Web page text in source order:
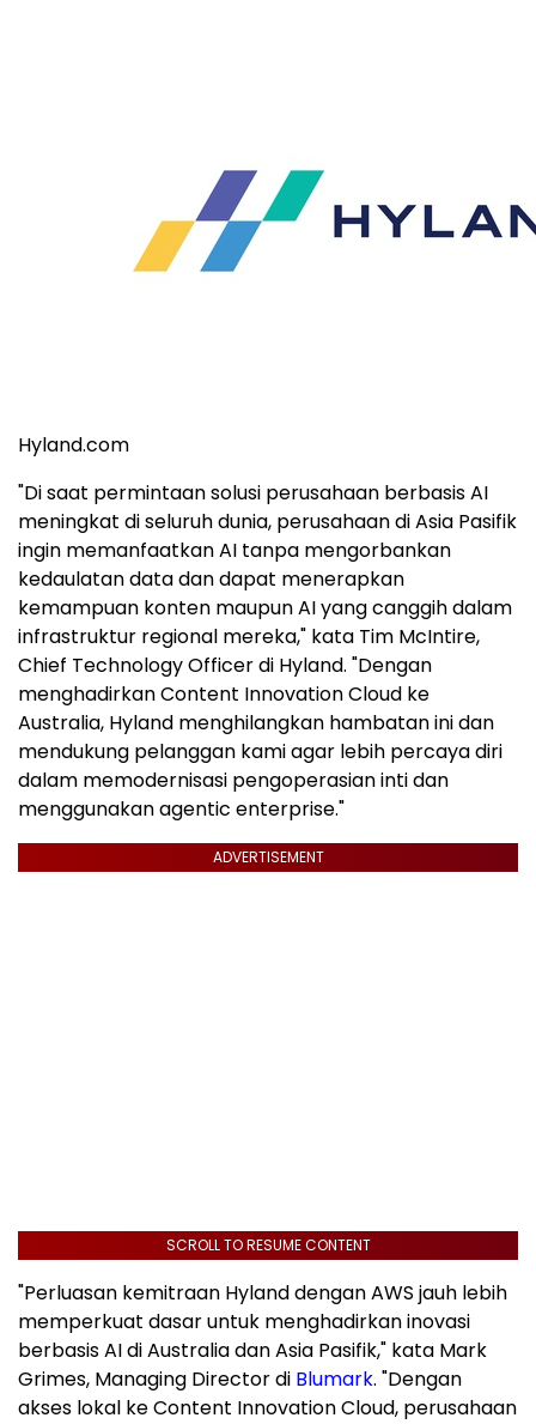
Hyland.com
"Di saat permintaan solusi perusahaan berbasis AI
meningkat di seluruh dunia, perusahaan di Asia Pasifik
ingin memanfaatkan AI tanpa mengorbankan
kedaulatan data dan dapat menerapkan
kemampuan konten maupun AI yang canggih dalam
infrastruktur regional mereka," kata Tim McIntire,
Chief Technology Officer di Hyland. "Dengan
menghadirkan Content Innovation Cloud ke
Australia, Hyland menghilangkan hambatan ini dan
mendukung pelanggan kami agar lebih percaya diri
dalam memodernisasi pengoperasian inti dan
menggunakan agentic enterprise."
ADVERTISEMENT
SCROLL TO RESUME CONTENT
"Perluasan kemitraan Hyland dengan AWS jauh lebih
memperkuat dasar untuk menghadirkan inovasi
berbasis AI di Australia dan Asia Pasifik," kata Mark
Grimes, Managing Director di Blumark. "Dengan
akses lokal ke Content Innovation Cloud, perusahaan